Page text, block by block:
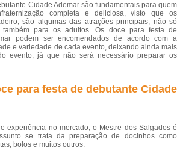
Cidade Ademar são fundamentais para quem
completa e deliciosa, visto que os
são algumas das atrações principais, não só
para os adultos. Os doce para festa de
podem ser encomendados de acordo com a
e variedade de cada evento, deixando ainda mais
evento, já que não será necessário preparar os
para festa de debutante Cidade
experiência no mercado, o Mestre dos Salgados é
se trata da preparação de docinhos como
bolos e muitos outros.